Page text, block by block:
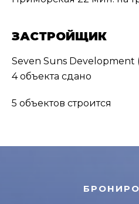
ЗАСТРОЙЩИК
Seven Suns
4 объекта сдано
5 объектов строится